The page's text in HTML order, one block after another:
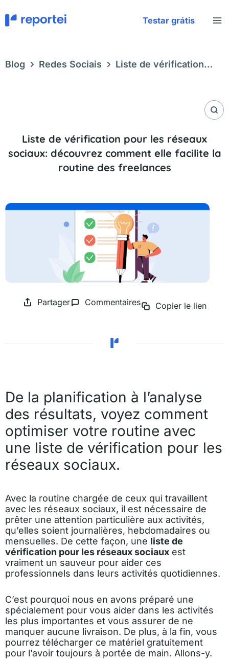
au
contenu
Testar grátis
Blog Redes Sociais
Liste de vérification
Liste de vérification pour les réseaux
sociaux: découvrez comment elle facilite la
routine des freelances
Partager Commentaires Copier le lien
De la planification à l’analyse
des résultats, voyez comment
optimiser votre routine avec
une liste de vérification pour les
réseaux sociaux.
Avec la routine chargée de ceux qui travaillent
avec les réseaux sociaux, il est nécessaire de
prêter une attention particulière aux activités,
qu’elles soient journalières, hebdomadaires ou
mensuelles. De cette façon, une liste de
vérification pour les réseaux sociaux est
vraiment un sauveur pour aider ces
professionnels dans leurs activités quotidiennes.
C’est pourquoi nous en avons préparé une
spécialement pour vous aider dans les activités
les plus importantes et vous assurer de ne
manquer aucune livraison. De plus, à la fin, vous
pourrez télécharger ce matériel gratuitement
pour l’avoir toujours à portée de main. Allons-y.